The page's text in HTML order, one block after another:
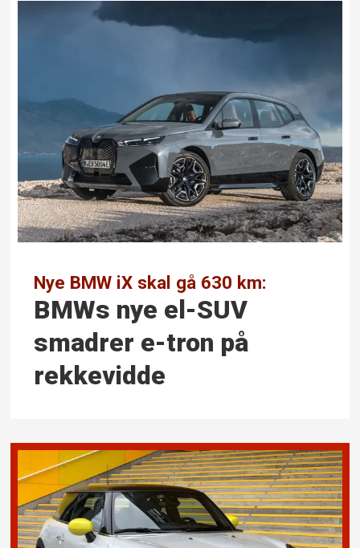
Nye BMW iX skal gå 630 km:
BMWs nye el-SUV
smadrer e-tron på
rekkevidde